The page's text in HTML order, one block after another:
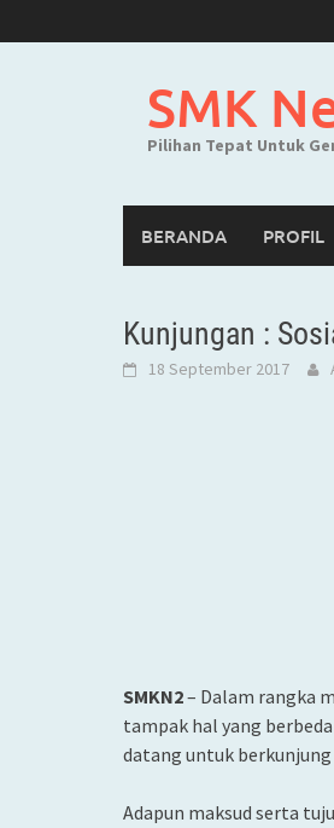
to
SMK
Pilihan Tepat Untuk
BERANDA PROFIL
Kunjungan :
18 September 2017
SMKN2– Dalam rangka
tampak hal yang
datang untuk
Adapun maksud serta